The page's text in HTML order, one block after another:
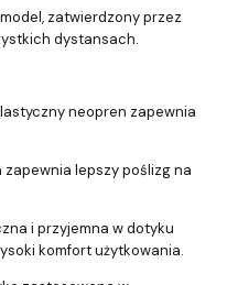
zatwierdzony przez
dystansach.
neopren zapewnia
zapewnia lepszy poślizg na
i przyjemna w dotyku
komfort użytkowania.